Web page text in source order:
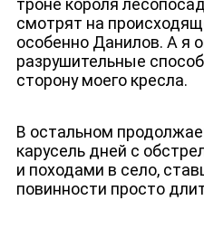
троне короля
смотрят на
особенно Данилов. А я
разрушительные
сторону моего кресла.
В остальном
карусель дней с
и походами в село,
повинности просто